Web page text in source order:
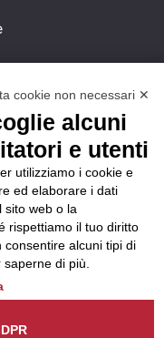
.
cookie non necessari ✕
alcuni
e utenti
utilizziamo i cookie e
ed elaborare i dati
sito web o la
rispettiamo il tuo diritto
consentire alcuni tipi di
di più.